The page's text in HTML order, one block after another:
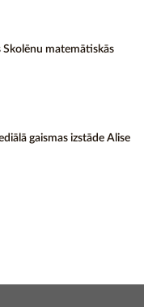
matemātiskās
gaismas izstāde Alise